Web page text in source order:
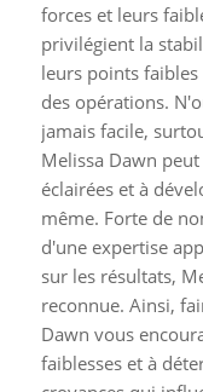
forces et leurs
privilégient la
leurs points
des opérations.
jamais facile,
Melissa Dawn
éclairées et à
même. Forte de
d'une expertise
sur les résultats,
reconnue. Ainsi,
Dawn vous
faiblesses et à